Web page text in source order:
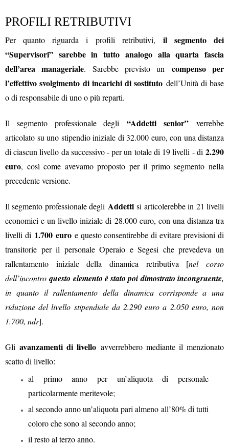
PROFILI RETRIBUTIVI
Per quanto riguarda i profili retributivi, il segmento dei
“Supervisori” sarebbe in tutto analogo alla quarta fascia
dell’area manageriale. Sarebbe previsto un compenso per
l’effettivo svolgimento di incarichi di sostituto dell’Unità di base
o di responsabile di uno o più reparti.
Il segmento professionale degli“Addetti senior” verrebbe
articolato su uno stipendio iniziale di 32.000 euro, con una distanza
di ciascun livello da successivo - per un totale di 19 livelli - di 2.290
euro, così come avevamo proposto per il primo segmento nella
precedente versione.
Il segmento professionale degli Addettisi articolerebbe in 21 livelli
economici e un livello iniziale di 28.000 euro, con una distanza tra
livelli di1.700 euroe questo consentirebbe di evitare previsioni di
transitorie per il personale Operaio e Segesi che prevedeva un
rallentamento iniziale della dinamica retributiva [nel corso
dell’incontroquesto elemento è stato poi dimostrato incongruente,
in quanto il rallentamento della dinamica corrisponde a una
riduzione del livello stipendiale da 2.290 euro a 2.050 euro, non
1.700, ndr].
Gliavanzamenti di livello avverrebbero mediante il menzionato
scatto di livello:
al primo anno per un’aliquota di personale
particolarmente meritevole;
al secondo anno un’aliquota pari almeno all’80% di tutti
coloro che sono al secondo anno;
il resto al terzo anno.